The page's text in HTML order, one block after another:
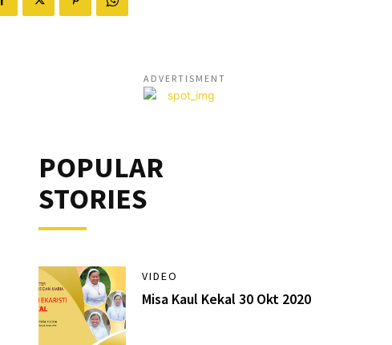
ADVERTISMENT
POPULAR
STORIES
VIDEO
Misa Kaul Kekal 30 Okt 2020